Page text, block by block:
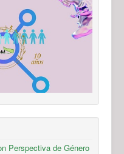
Perspectiva de Género